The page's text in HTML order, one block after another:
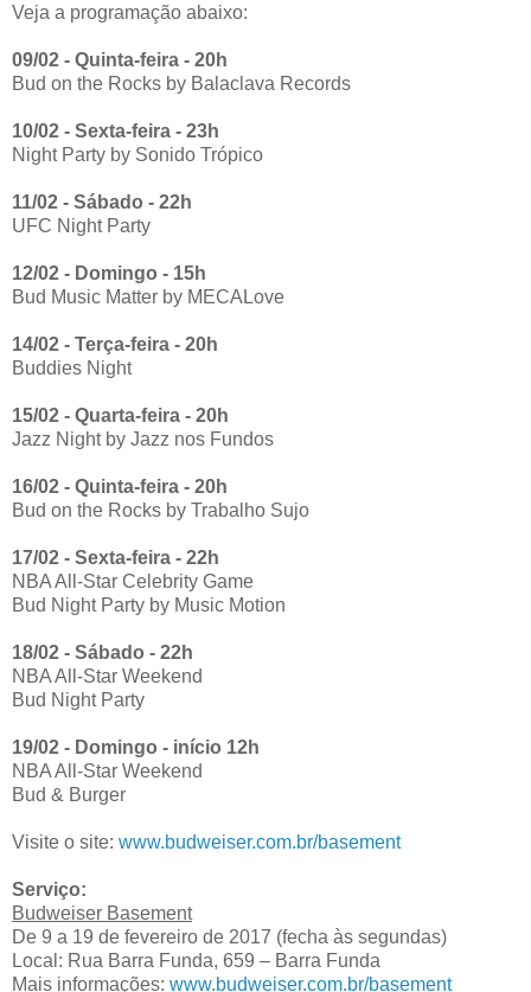
Veja a programação abaixo:
09/02 - Quinta-feira - 20h
Bud on the Rocks by Balaclava Records
10/02 - Sexta-feira - 23h
Night Party by Sonido Trópico
11/02 - Sábado - 22h
UFC Night Party
12/02 - Domingo - 15h
Bud Music Matter by MECALove
14/02 - Terça-feira - 20h
Buddies Night
15/02 - Quarta-feira - 20h
Jazz Night by Jazz nos Fundos
16/02 - Quinta-feira - 20h
Bud on the Rocks by Trabalho Sujo
17/02 - Sexta-feira - 22h
NBA All-Star Celebrity Game
Bud Night Party by Music Motion
18/02 - Sábado - 22h
NBA All-Star Weekend
Bud Night Party
19/02 - Domingo - início 12h
NBA All-Star Weekend
Bud & Burger
Visite o site: www.budweiser.com.br/basement
Serviço:
Budweiser Basement
De 9 a 19 de fevereiro de 2017 (fecha às segundas)
Local: Rua Barra Funda, 659 – Barra Funda
Mais informações: www.budweiser.com.br/basement